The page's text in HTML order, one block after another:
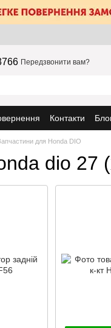
Передзвонити вам?
Контакти
для Honda DIO
dio 27